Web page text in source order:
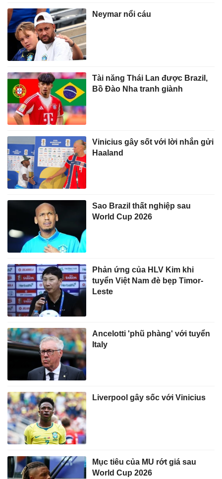
Neymar nổi cáu
Tài năng Thái Lan được Brazil,
Bồ Đào Nha tranh giành
Vinicius gây sốt với lời nhắn gửi
Haaland
Sao Brazil thất nghiệp sau
World Cup 2026
Phản ứng của HLV Kim khi
tuyển Việt Nam đè bẹp Timor-
Leste
Ancelotti 'phũ phàng' với tuyển
Italy
Liverpool gây sốc với Vinicius
Mục tiêu của MU rớt giá sau
World Cup 2026